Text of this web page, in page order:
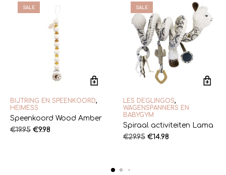
SALE
BIJTRING EN SPEENKOORD,
HEIMESS
Speenkoord Wood Amber
€19.95 Oorspronkelijke
€9.98
SALE
LES DEGLINGOS,
WAGENSPANNERS EN
BABYGYM
Spiraal activiteiten Lama
€29.95 Oorspronkelijke
€14.98